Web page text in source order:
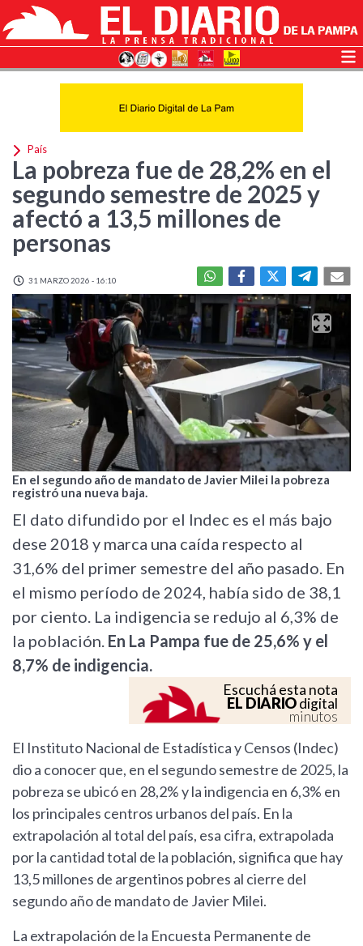
País
La pobreza fue de 28,2% en el
segundo semestre de 2025 y
afectó a 13,5 millones de
personas
31 MARZO 2026 - 16:10
En el segundo año de mandato de Javier Milei la pobreza
registró una nueva baja.
El dato difundido por el Indec es el más bajo
dese 2018 y marca una caída respecto al
31,6% del primer semestre del año pasado. En
el mismo período de 2024, había sido de 38,1
por ciento. La indigencia se redujo al 6,3% de
la población. En La Pampa fue de 25,6% y el
8,7% de indigencia.
Escuchá esta nota
EL DIARIOdigital
minutos
El Instituto Nacional de Estadística y Censos (Indec)
dio a conocer que, en el segundo semestre de 2025, la
pobreza se ubicó en 28,2% y la indigencia en 6,3% en
los principales centros urbanos del país. En la
extrapolación al total del país, esa cifra, extrapolada
por la cantidad total de la población, significa que hay
13,5 millones de argentinos pobres al cierre del
segundo año de mandato de Javier Milei.
La extrapolación de la Encuesta Permanente de